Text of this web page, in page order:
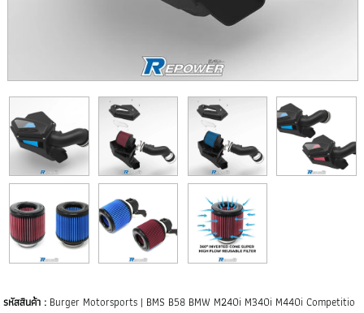
รหัสสินค้า : Burger Motorsports | BMS B58 BMW M240i M340i M440i Competitio